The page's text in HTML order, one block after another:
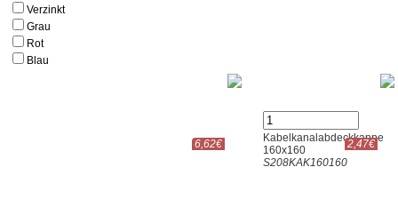
Kabelkanalabdeckkappe
160x160
S208KAK160160
6,62€ 2,47€
Verzinkt
Grau
Rot
Blau